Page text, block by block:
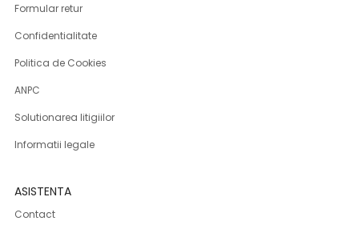
Formular retur
Confidentialitate
Politica de Cookies
ANPC
Solutionarea litigiilor
Informatii legale
ASISTENTA
Contact